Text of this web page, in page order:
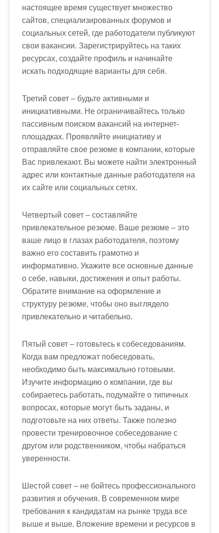
настоящее время существует множество
сайтов, специализированных форумов и
социальных сетей, где работодатели публикуют
свои вакансии. Зарегистрируйтесь на таких
ресурсах, создайте профиль и начинайте
искать подходящие варианты для себя.
Третий совет – будьте активными и
инициативными. Не ограничивайтесь только
пассивным поиском вакансий на интернет-
площадках. Проявляйте инициативу и
отправляйте свое резюме в компании, которые
Вас привлекают. Вы можете найти электронный
адрес или контактные данные работодателя на
их сайте или социальных сетях.
Четвертый совет – составляйте
привлекательное резюме. Ваше резюме – это
ваше лицо в глазах работодателя, поэтому
важно его составить грамотно и
информативно. Укажите все основные данные
о себе, навыки, достижения и опыт работы.
Обратите внимание на оформление и
структуру резюме, чтобы оно выглядело
привлекательно и читабельно.
Пятый совет – готовьтесь к собеседованиям.
Когда вам предложат побеседовать,
необходимо быть максимально готовыми.
Изучите информацию о компании, где вы
собираетесь работать, подумайте о типичных
вопросах, которые могут быть заданы, и
подготовьте на них ответы. Также полезно
провести тренировочное собеседование с
другом или родственником, чтобы набраться
уверенности.
Шестой совет – не бойтесь профессионального
развития и обучения. В современном мире
требования к кандидатам на рынке труда все
выше и выше. Вложение времени и ресурсов в